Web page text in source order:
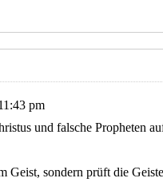
pm
und falsche Propheten
Geist, sondern prüft die